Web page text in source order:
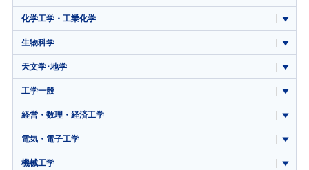
化学工学・工業化学
生物科学
天文学･地学
工学一般
経営・数理・経済工学
電気・電子工学
機械工学